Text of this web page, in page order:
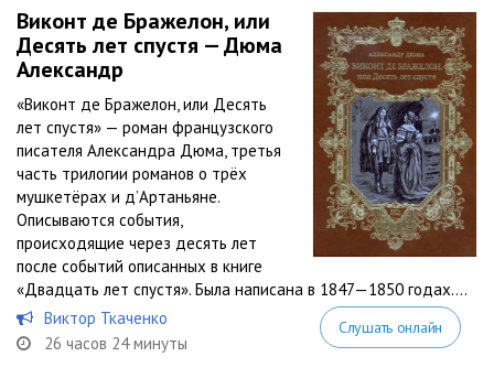
Виконт де Бражелон, или
Десять лет спустя — Дюма
Александр
«Виконт де Бражелон, или Десять
лет спустя» — роман французского
писателя Александра Дюма, третья
часть трилогии романов о трёх
мушкетёрах и д’Артаньяне.
Описываются события,
происходящие через десять лет
после событий описанных в книге
«Двадцать лет спустя». Была написана в 1847—1850 годах....
Виктор Ткаченко
26 часов 24 минуты
Слушать онлайн